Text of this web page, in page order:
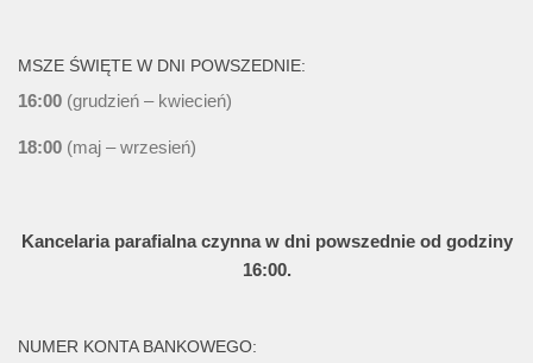
MSZE ŚWIĘTE W DNI POWSZEDNIE:
16:00 (grudzień – kwiecień)
18:00 (maj – wrzesień)
Kancelaria parafialna czynna w dni powszednie od godziny
16:00.
NUMER KONTA BANKOWEGO: